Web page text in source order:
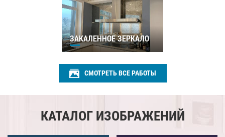
ЗАКАЛЕННОЕ ЗЕРКАЛО
СМОТРЕТЬ ВСЕ РАБОТЫ
КАТАЛОГ ИЗОБРАЖЕНИЙ